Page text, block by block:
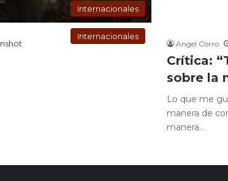
Internacionales
Internacionales
Angel Corro
Crítica:
sobre la
Lo que me
manera de
manera…